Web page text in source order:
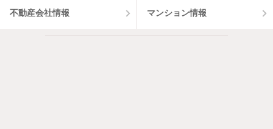
不動産会社情報 マンション情報